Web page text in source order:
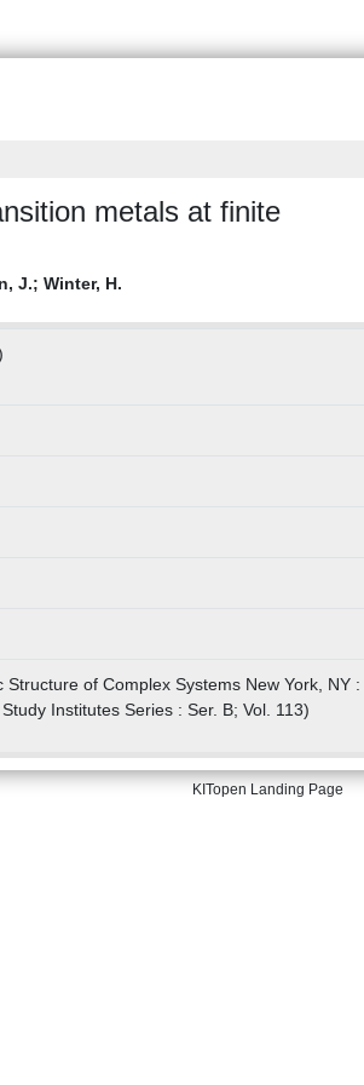
metals at finite
J.; Winter, H.
of Complex Systems New York, NY :
Institutes Series : Ser. B; Vol. 113)
KITopen Landing Page